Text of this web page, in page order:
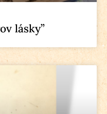
lásky”